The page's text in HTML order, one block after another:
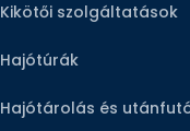
Kikötői szolgáltatások
Hajótúrák
Hajótárolás és